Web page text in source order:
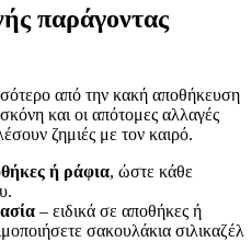
παράγοντας
από την κακή αποθήκευση
και οι απότομες αλλαγές
ζημιές με τον καιρό.
ή ράφια, ώστε κάθε
– ειδικά σε αποθήκες ή
σακουλάκια σιλικαζέλ